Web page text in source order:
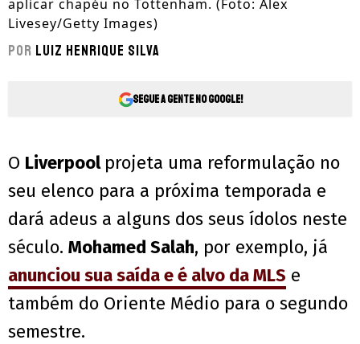
aplicar chapéu no Tottenham. (Foto: Alex
Livesey/Getty Images)
Por Luiz Henrique Silva
Segue a gente no Google!
O Liverpool projeta uma reformulação no
seu elenco para a próxima temporada e
dará adeus a alguns dos seus ídolos neste
século. Mohamed Salah, por exemplo, já
anunciou sua saída e é alvo da MLS e
também do Oriente Médio para o segundo
semestre.